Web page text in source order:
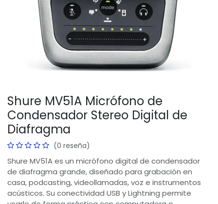
Shure MV51A Micrófono de
Condensador Stereo Digital de
Diafragma
(0 reseña)
Shure MV51A es un micrófono digital de condensador
de diafragma grande, diseñado para grabación en
casa, podcasting, videollamadas, voz e instrumentos
acústicos. Su conectividad USB y Lightning permite